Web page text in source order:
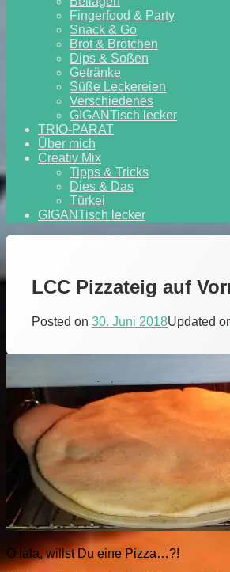
Fingerfood & Party
Snack & Go
Brot & Brötchen
Dips & Soßen
Getränke
Süße Leckereien
Verschiedenes
GIGANTisch lecker
TRIO-PARAT
Über mich
Creativ Mix
Tipps & Tricks
Dies & Das
Türkei
GIGANTisch lecker
LCC Pizzateig auf
Posted on 30. Juni 2018Updated
O lala, willst Du eine Pizza…?!